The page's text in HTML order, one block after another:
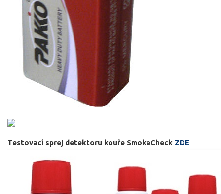
Testovací sprej detektoru kouře SmokeCheck ZDE